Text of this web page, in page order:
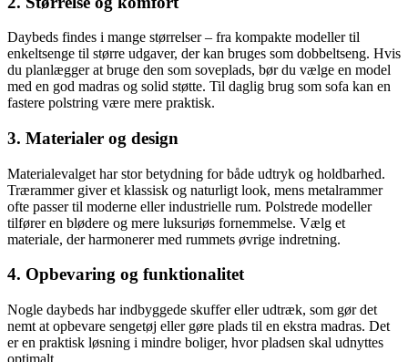
Daybeds findes i mange størrelser – fra kompakte modeller til
enkeltsenge til større udgaver, der kan bruges som dobbeltseng. Hvis
du planlægger at bruge den som soveplads, bør du vælge en model
med en god madras og solid støtte. Til daglig brug som sofa kan en
fastere polstring være mere praktisk.
3. Materialer og design
Materialevalget har stor betydning for både udtryk og holdbarhed.
Trærammer giver et klassisk og naturligt look, mens metalrammer
ofte passer til moderne eller industrielle rum. Polstrede modeller
tilfører en blødere og mere luksuriøs fornemmelse. Vælg et
materiale, der harmonerer med rummets øvrige indretning.
4. Opbevaring og funktionalitet
Nogle daybeds har indbyggede skuffer eller udtræk, som gør det
nemt at opbevare sengetøj eller gøre plads til en ekstra madras. Det
er en praktisk løsning i mindre boliger, hvor pladsen skal udnyttes